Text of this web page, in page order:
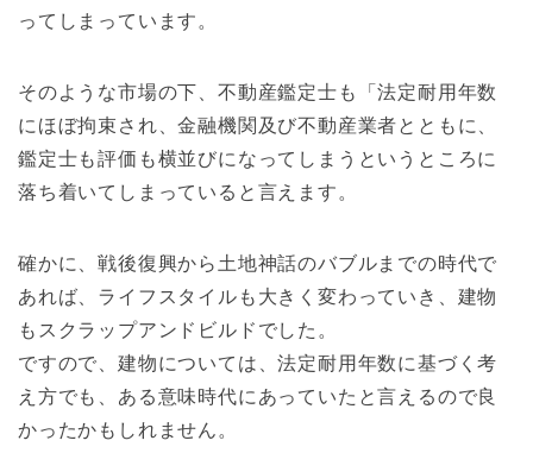
ってしまっています。
そのような市場の下、不動産鑑定士も「法定耐用年数
にほぼ拘束さ れ、金融機関及び不動産業者とともに、
鑑定士も評価も横並びになってしまうというところに
落ち着いてしまっていると言えます。
確かに、戦後復興から土地神話のバブルまでの時代で
あれば、ライフスタイルも大きく変わっていき、建物
もスクラップアンドビルドでした。
ですので、建物については、法定耐用年数に基づく考
え方でも、ある意味時代にあっていたと言えるので良
かったかもしれません。